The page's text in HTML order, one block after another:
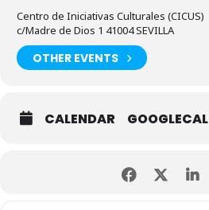
Centro de Iniciativas Culturales (CICUS)
c/Madre de Dios 1 41004 SEVILLA
OTHER EVENTS
CALENDAR GOOGLECAL